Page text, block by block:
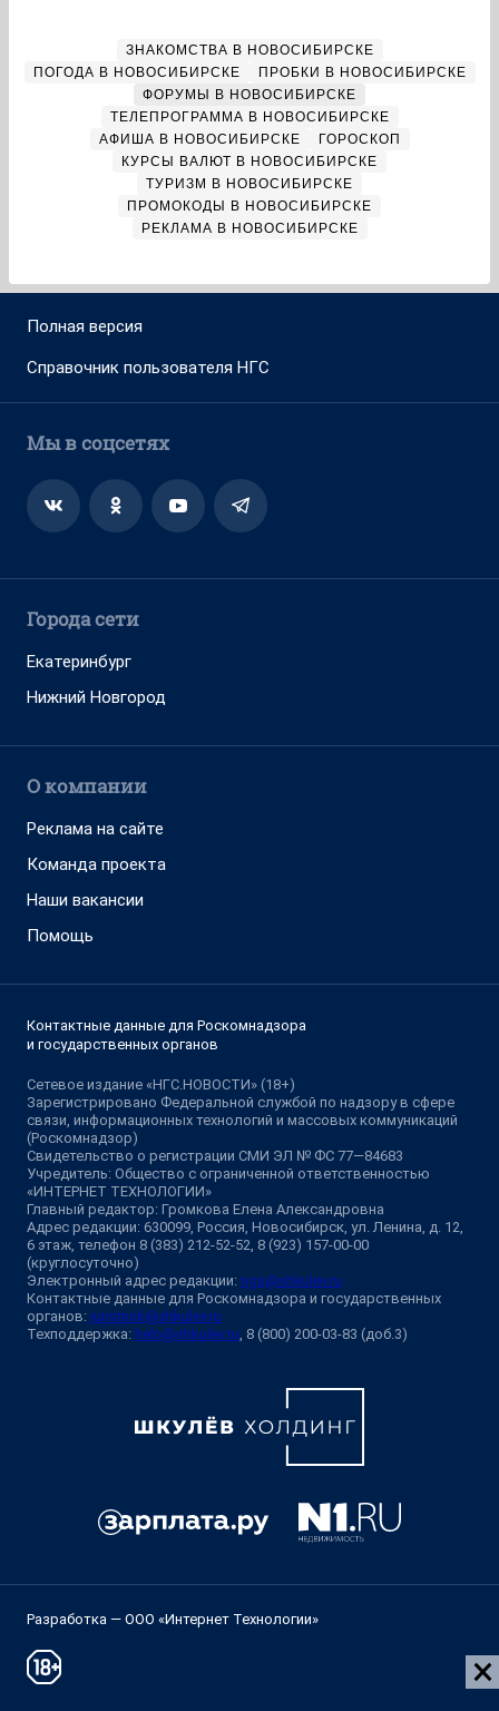
ЗНАКОМСТВА В НОВОСИБИРСКЕ
ПОГОДА В НОВОСИБИРСКЕ
ПРОБКИ В НОВОСИБИРСКЕ
ФОРУМЫ В НОВОСИБИРСКЕ
ТЕЛЕПРОГРАММА В НОВОСИБИРСКЕ
АФИША В НОВОСИБИРСКЕ
ГОРОСКОП
КУРСЫ ВАЛЮТ В НОВОСИБИРСКЕ
ТУРИЗМ В НОВОСИБИРСКЕ
ПРОМОКОДЫ В НОВОСИБИРСКЕ
РЕКЛАМА В НОВОСИБИРСКЕ
Полная версия
Справочник пользователя НГС
Мы в соцсетях
Города сети
Екатеринбург
Нижний Новгород
О компании
Реклама на сайте
Команда проекта
Наши вакансии
Помощь
Контактные данные для Роскомнадзора
и государственных органов
Сетевое издание «НГС.НОВОСТИ» (18+)
Зарегистрировано Федеральной службой по надзору в сфере
связи, информационных технологий и массовых коммуникаций
(Роскомнадзор)
Свидетельство о регистрации СМИ ЭЛ № ФС 77—84683
Учредитель: Общество с ограниченной ответственностью
«ИНТЕРНЕТ ТЕХНОЛОГИИ»
Главный редактор: Громкова Елена Александровна
Адрес редакции: 630099, Россия, Новосибирск, ул. Ленина, д. 12,
6 этаж, телефон 8 (383) 212-52-52, 8 (923) 157-00-00
(круглосуточно)
Электронный адрес редакции: ngs@shkulev.ru
Контактные данные для Роскомнадзора и государственных
органов: juristnsk@shkulev.ru
Техподдержка: help@shkulev.ru , 8 (800) 200-03-83 (доб.3)
Разработка — ООО «Интернет Технологии»